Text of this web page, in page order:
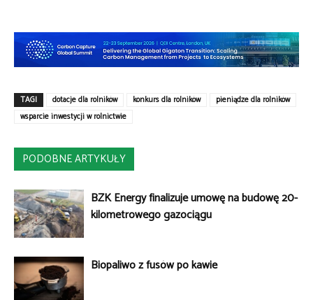
TAGI dotacje dla rolników konkurs dla rolników
pieniądze dla rolników
wsparcie inwestycji w rolnictwie
PODOBNE ARTYKUŁY
BZK Energy finalizuje umowę na budowę 20-
kilometrowego gazociągu
Biopaliwo z fusów po kawie